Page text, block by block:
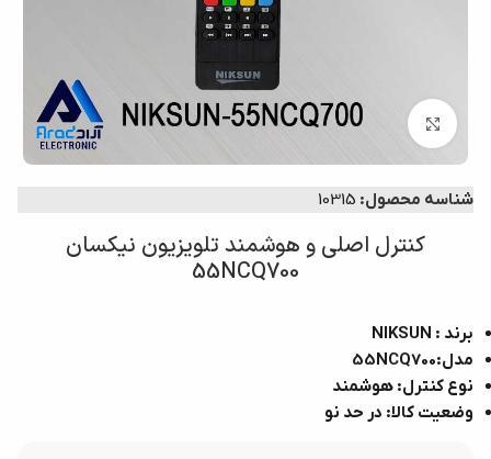
برای بزرگ‌نمایی کلیک کنید
شناسه محصول: 10315
کنترل اصلی و هوشمند تلویزیون نیکسان
55NCQ700
برند : NIKSUN
مدل:55NCQ700
نوع کنترل: هوشمند
وضعیت کالا: در حد نو